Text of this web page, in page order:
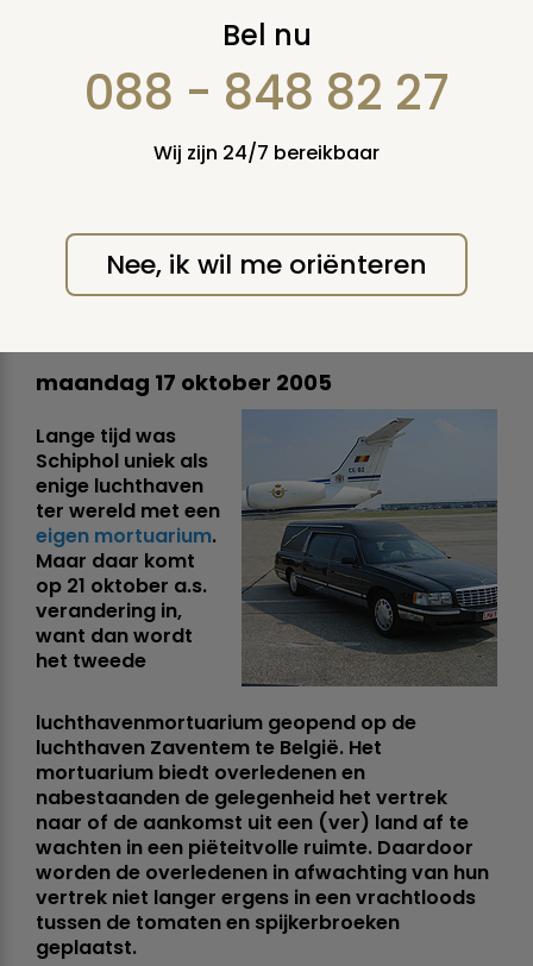
Zaventem (België)
tweede luchthaven
ter wereld met
luchthavenmortuarium
DELA na ZDG tweede partij met
maandag 17 oktober 2005
Lange tijd was
Schiphol uniek als
enige luchthaven
ter wereld met een
eigen mortuarium.
Maar daar komt
op 21 oktober a.s.
verandering in,
want dan wordt
het tweede
luchthavenmortuarium geopend op de
luchthaven Zaventem te België. Het
mortuarium biedt overledenen en
nabestaanden de gelegenheid het vertrek
naar of de aankomst uit een (ver) land af te
wachten in een piëteitvolle ruimte. Daardoor
worden de overledenen in afwachting van hun
vertrek niet langer ergens in een vrachtloods
tussen de tomaten en spijkerbroeken
geplaatst.
Bel nu
088 - 848 82 27
Wij zijn 24/7 bereikbaar
Nee, ik wil me oriënteren